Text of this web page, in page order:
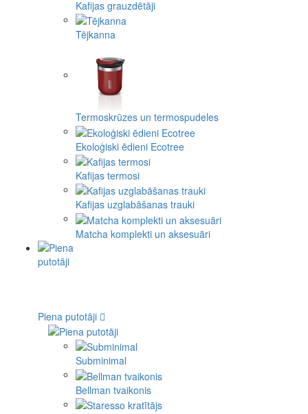
Kafijas grauzdētāji
Tējkanna
Termoskrūzes un termospudeles
Ekoloģiski ēdieni Ecotree
Kafijas termosi
Kafijas uzglabāšanas trauki
Matcha komplekti un aksesuāri
Piena putotāji
Subminimal
Bellman tvaikonis